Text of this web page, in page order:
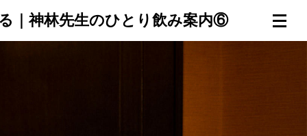
連載一覧 倶楽部入会 （無料） ログイン
｜神林先生のひとり飲み案内⑥